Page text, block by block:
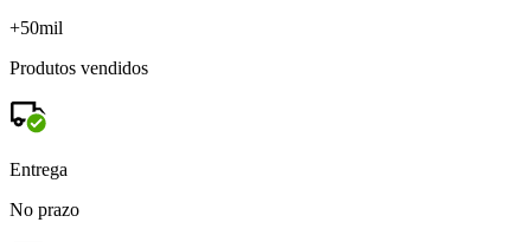
+50mil
Produtos vendidos
Entrega
No prazo